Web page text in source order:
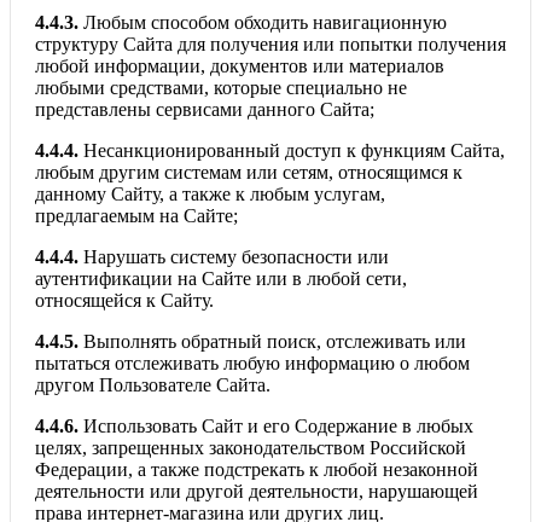
4.4.3. Любым способом обходить навигационную
структуру Сайта для получения или попытки получения
любой информации, документов или материалов
любыми средствами, которые специально не
представлены сервисами данного Сайта;
4.4.4. Несанкционированный доступ к функциям Сайта,
любым другим системам или сетям, относящимся к
данному Сайту, а также к любым услугам,
предлагаемым на Сайте;
4.4.4. Нарушать систему безопасности или
аутентификации на Сайте или в любой сети,
относящейся к Сайту.
4.4.5. Выполнять обратный поиск, отслеживать или
пытаться отслеживать любую информацию о любом
другом Пользователе Сайта.
4.4.6. Использовать Сайт и его Содержание в любых
целях, запрещенных законодательством Российской
Федерации, а также подстрекать к любой незаконной
деятельности или другой деятельности, нарушающей
права интернет-магазина или других лиц.